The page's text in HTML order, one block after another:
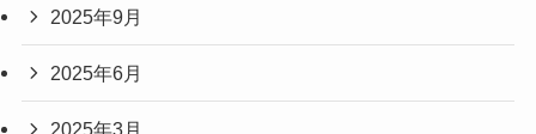
2025年9月
2025年6月
2025年3月